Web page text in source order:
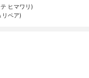
ヒマワリ)
リペア)